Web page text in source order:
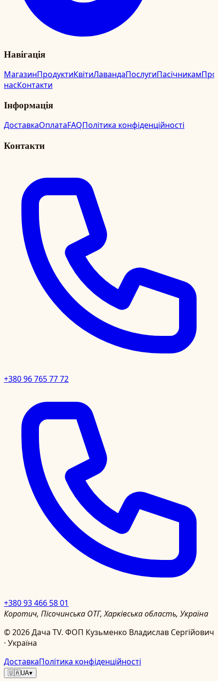
Навігація
МагазинПродуктиКвітиЛавандаПослугиПасічникамПро
насКонтакти
Інформація
ДоставкаОплатаFAQПолітика конфіденційності
Контакти
+380 96 765 77 72
+380 93 466 58 01
Коротич, Пісочинська ОТГ, Харківська область, Україна
©2026Дача TV. ФОП Кузьменко Владислав Сергійович
· Україна
ДоставкаПолітика конфіденційності
🇺🇦UA▾